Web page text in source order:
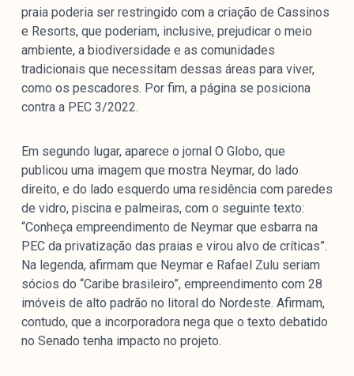
praia poderia ser restringido com a criação de Cassinos
e Resorts, que poderiam, inclusive, prejudicar o meio
ambiente, a biodiversidade e as comunidades
tradicionais que necessitam dessas áreas para viver,
como os pescadores. Por fim, a página se posiciona
contra a PEC 3/2022.
Em segundo lugar, aparece o jornal O Globo, que
publicou uma imagem que mostra Neymar, do lado
direito, e do lado esquerdo uma residência com paredes
de vidro, piscina e palmeiras, com o seguinte texto:
“Conheça empreendimento de Neymar que esbarra na
PEC da privatização das praias e virou alvo de críticas”.
Na legenda, afirmam que Neymar e Rafael Zulu seriam
sócios do “Caribe brasileiro”, empreendimento com 28
imóveis de alto padrão no litoral do Nordeste. Afirmam,
contudo, que a incorporadora nega que o texto debatido
no Senado tenha impacto no projeto.